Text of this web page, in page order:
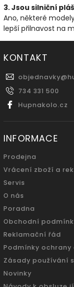
3. Jsou silniční
Ano, některé
lepší přilnavost na
KONTAKT
objednavky@
734 331 500
Hupnakolo.cz
INFORMACE
Prodejna
Vrácení zboží a
Servis
O nás
Poradna
Obchodní
Reklamační řád
Podmínky
Zásady používání
Novinky